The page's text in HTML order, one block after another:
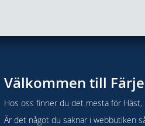
Välkommen till
Hos oss finner du det mesta för Häst,
Är det något du saknar i webbutiken